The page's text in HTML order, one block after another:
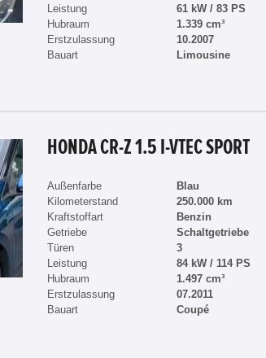
Leistung
61 kW / 83 PS
Hubraum
1.339 cm³
Erstzulassung
10.2007
Bauart
Limousine
HONDA CR-Z 1.5 I-VTEC SPORT
Außenfarbe
Blau
Kilometerstand
250.000 km
Kraftstoffart
Benzin
Getriebe
Schaltgetriebe
Türen
3
Leistung
84 kW / 114 PS
Hubraum
1.497 cm³
Erstzulassung
07.2011
Bauart
Coupé